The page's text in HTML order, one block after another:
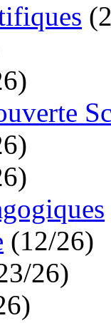
(12/26)
26)